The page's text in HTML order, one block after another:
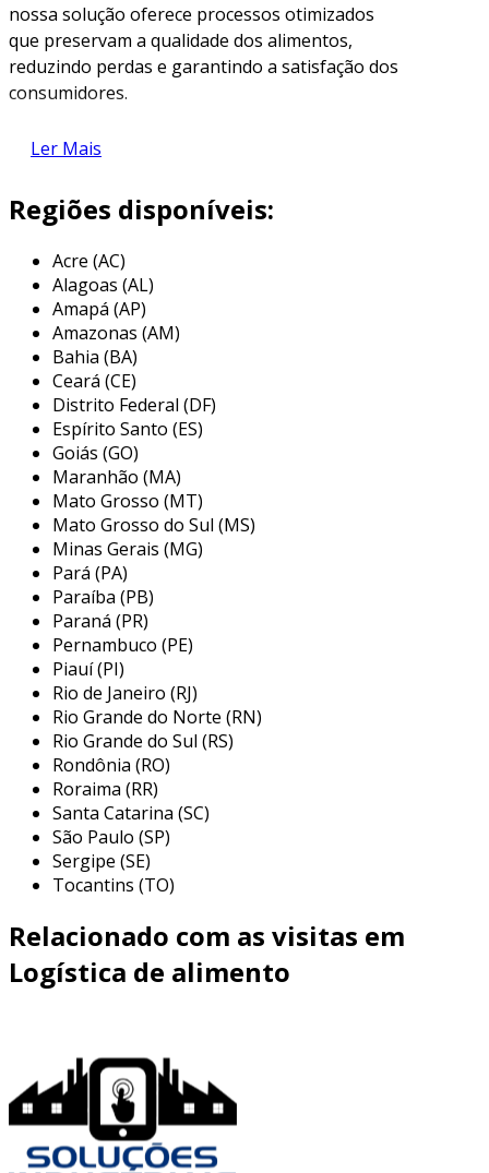
nossa solução oferece processos otimizados
que preservam a qualidade dos alimentos,
reduzindo perdas e garantindo a satisfação dos
consumidores.
descubra como nossos serviços podem
transformar sua cadeia de suprimentos
características da logística de
alimentos perecíveis
nalogística de alimentos perecíveis
precisão no controle de temperatura é crucial
para manter a frescura e a validade dos
produtos.
utilizando sensores avançados e sistemas de
monitoramento em tempo real, nossa solução
garante que cada etapa do transporte respeite
os padrões exigidos para segurança alimentar.
isso significa não apenas minimizar perdas,
mas também maximizar a satisfação do cliente
final, assegurando que os produtos cheguem
nas melhores condições possíveis.
benefícios da logística eficiente
uma logística eficientetransforma a cadeia
de abastecimento em um diferencial
competitivo ao garantir que produtos
perecíveis cheguem ao seu destino com o
frescor e a qualidade desejados.
sistemas integrados permitem monitoramento
em tempo real e gestão otimizada de carga,
custos operacionais e atendimento superior ao
cliente.
marca ao garantir a entrega de produtos
excepcionalmente valiosos.
aplicações na indústria alimentícia
Ler Mais
Regiões disponíveis:
Acre (AC)
Alagoas (AL)
Amapá (AP)
Amazonas (AM)
Bahia (BA)
Ceará (CE)
Distrito Federal (DF)
Espírito Santo (ES)
Goiás (GO)
Maranhão (MA)
Mato Grosso (MT)
Mato Grosso do Sul (MS)
Minas Gerais (MG)
Pará (PA)
Paraíba (PB)
Paraná (PR)
Pernambuco (PE)
Piauí (PI)
Rio de Janeiro (RJ)
Rio Grande do Norte (RN)
Rio Grande do Sul (RS)
Rondônia (RO)
Roraima (RR)
Santa Catarina (SC)
São Paulo (SP)
Sergipe (SE)
Tocantins (TO)
Relacionado com as visitas em
Logística de alimento